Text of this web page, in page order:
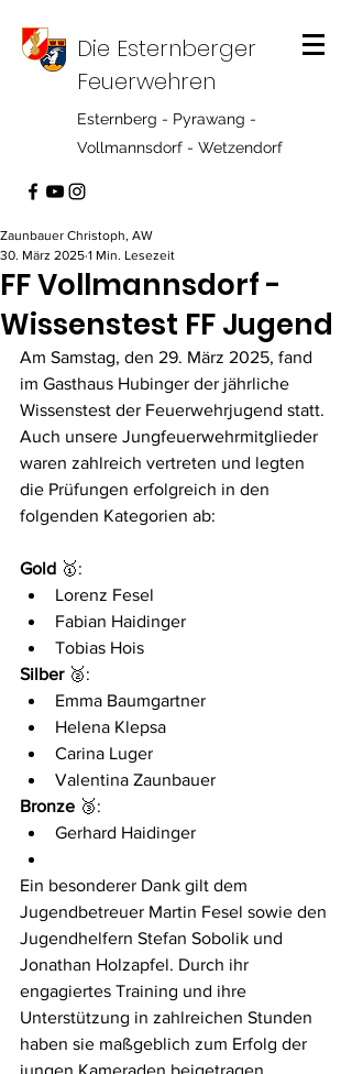
Die Esternberger
Feuerwehren
Esternberg - Pyrawang -
Vollmannsdorf - Wetzendorf
FF Vollmannsdorf -
Wissenstest FF Jugend
Zaunbauer Christoph, AW
30. März 2025 1 Min. Lesezeit
Am Samstag, den 29. März 2025, fand
im Gasthaus Hubinger der jährliche
Wissenstest der Feuerwehrjugend statt.
Auch unsere Jungfeuerwehrmitglieder
waren zahlreich vertreten und legten
die Prüfungen erfolgreich in den
folgenden Kategorien ab:
Gold 🥇:
Lorenz Fesel
Fabian Haidinger
Tobias Hois
Silber 🥈:
Emma Baumgartner
Helena Klepsa
Carina Luger
Valentina Zaunbauer
Bronze 🥉:
Gerhard Haidinger
Ein besonderer Dank gilt dem
Jugendbetreuer Martin Fesel sowie den
Jugendhelfern Stefan Sobolik und
Jonathan Holzapfel. Durch ihr
engagiertes Training und ihre
Unterstützung in zahlreichen Stunden
haben sie maßgeblich zum Erfolg der
jungen Kameraden beigetragen.